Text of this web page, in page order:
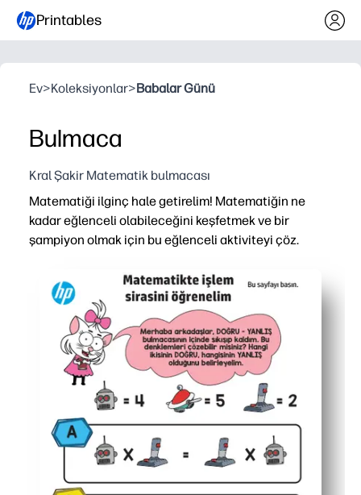
Printables
Ev>Koleksiyonlar>Babalar Günü
Bulmaca
Kral Şakir Matematik bulmacası
Matematiği ilginç hale getirelim! Matematiğin ne
kadar eğlenceli olabileceğini keşfetmek ve bir
şampiyon olmak için bu eğlenceli aktiviteyi çöz.